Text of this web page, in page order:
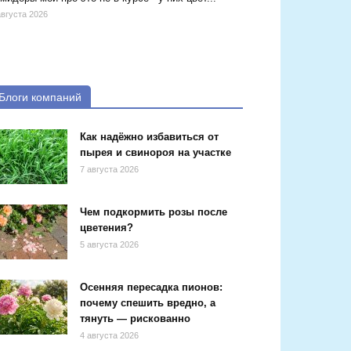
2026
компаний
Как надёжно избавиться от
пырея и свинороя на участке
7 августа 2026
Чем подкормить розы после
цветения?
5 августа 2026
Осенняя пересадка пионов:
почему спешить вредно, а
тянуть — рискованно
4 августа 2026